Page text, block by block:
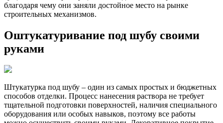
благодаря чему они заняли достойное место на рынке
строительных механизмов.
Оштукатуривание под шубу своими
руками
Штукатурка под шубу – один из самых простых и бюджетных
способов отделки. Процесс нанесения раствора не требует
тщательной подготовки поверхностей, наличия специального
оборудования или особых навыков, поэтому все работы